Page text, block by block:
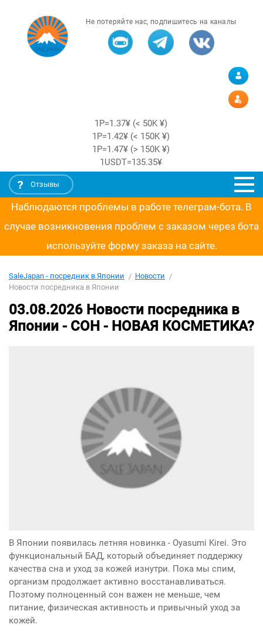
Не потеряйте нас, подпишитесь на каналы
1Р=1.37¥ (< 50K ¥)
1Р=1.42¥ (< 150K ¥)
1Р=1.47¥ (> 150K ¥)
1USDT=135.35¥
Отзывы
Наблюдаются проблемы в работе телеграм-бота. В
случае возникновения проблем с заказом через бота
используйте форму заказа на сайте.
SaleJapan - посредник в Японии
Новости
Новости посредника в Японии
03.08.2026 Новости посредника в
Японии - СОН - НОВАЯ КОСМЕТИКА?
В Японии появилась летняя новинка - Oyasumi Kirei. Это
функциональный БАД, который объединяет поддержку
качества сна и уход за кожей изнутри. Пока мы спим,
организм продолжает активно восстанавливаться.
Поэтому полноценный сон важен не меньше, чем
питание, физическая активность и привычный уход за
кожей.